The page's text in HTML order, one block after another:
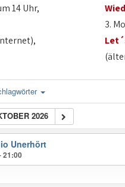
14 Uhr,
3.
2026
Unerhört
21:00